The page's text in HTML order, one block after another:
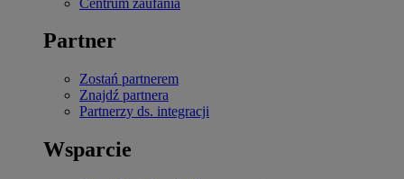
Partner
Zostań partnerem
Znajdź partnera
Partnerzy ds. integracji
Wsparcie